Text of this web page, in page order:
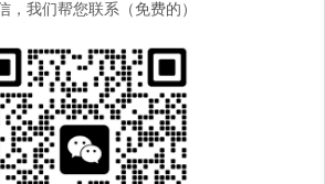
，我们帮您联系（免费的）